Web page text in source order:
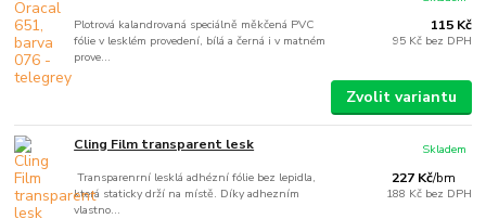
Plotrová kalandrovaná speciálně měkčená PVC
fólie v lesklém provedení, bílá a černá i v matném
prove...
115 Kč
95 Kč bez DPH
Zvolit variantu
Cling Film transparent lesk
Transparenrní lesklá adhézní fólie bez lepidla,
která staticky drží na místě. Díky adhezním
vlastno...
227 Kč/bm
188 Kč bez DPH
Skladem